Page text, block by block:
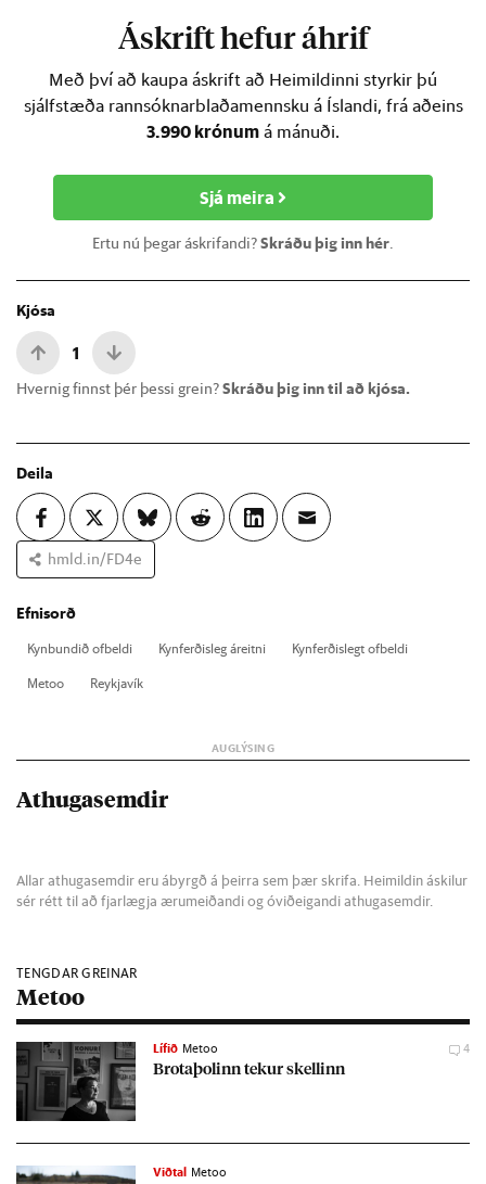
Áskrift hefur áhrif
Með því að kaupa áskrift að Heimildinni styrkir þú
sjálfstæða rannsóknarblaðamennsku á Íslandi, frá aðeins
3.990 krónum á mánuði.
Sjá meira
Ertu nú þegar áskrifandi?Skráðu þig inn hér.
Kjósa
1
Hvernig finnst þér þessi grein?Skráðu þig inn til að kjósa.
Deila
hmld.in/FD4e
Efnisorð
Kyn­bund­ið of­beldi Kyn­ferð­is­leg áreitni
Kyn­ferð­is­legt of­beldi
Met­oo
Reykja­vík
Athugasemdir
Allar athugasemdir eru ábyrgð á þeirra sem þær skrifa. Heimildin áskilur
sér rétt til að fjarlægja ærumeiðandi og óviðeigandi athugasemdir.
TENGDAR GREINAR
Metoo
Lífið Metoo
4
Brota­þol­inn tek­ur skell­inn
Viðtal Metoo